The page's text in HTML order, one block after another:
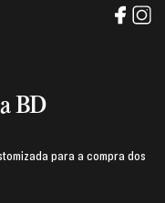
BD
para a compra dos